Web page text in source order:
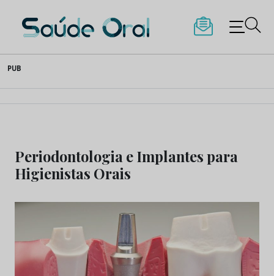
to
content
Saúde Oral
PUB
Periodontologia e Implantes para
Higienistas Orais